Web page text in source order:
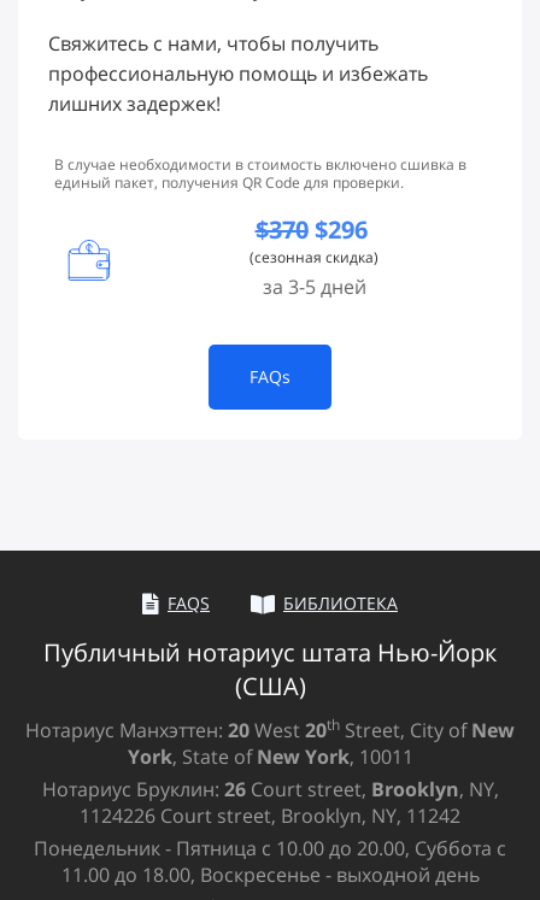
Свяжитесь с нами, чтобы получить
профессиональную помощь и избежать
лишних задержек!
В случае необходимости в стоимость включено сшивка в
единый пакет, получения QR Code для проверки.
$370$296
(сезонная скидка)
за 3-5 дней
FAQs
FAQS БИБЛИОТЕКА
Публичный нотариус штата Нью-Йорк
(США)
Нотариус Манхэттен: 20West20th Street, City ofNew
York, State ofNew York, 10011
Нотариус Бруклин: 26Court street, Brooklyn, NY,
1124226 Court street, Brooklyn, NY, 11242
Понедельник - Пятница с 10.00 до 20.00, Суббота с
11.00 до 18.00, Воскресенье - выходной день